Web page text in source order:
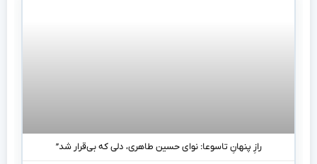
رازِ پنهانِ تاسوعا: نوای حسین طاهری، دلی که بی‌قرار شد”